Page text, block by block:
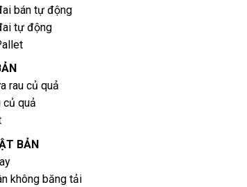
bán tự động
tự động
rau củ quả
củ quả
BẢN
không băng tải